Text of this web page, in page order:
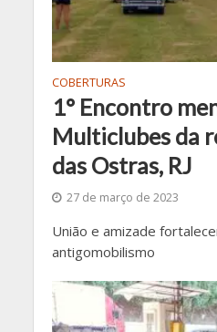
COBERTURAS
1° Encontro
Multiclubes da
das Ostras, RJ
27 de março de 2023
União e amizade
antigomobilismo